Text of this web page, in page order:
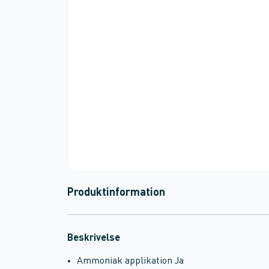
Produktinformation
Beskrivelse
Ammoniak applikation Ja